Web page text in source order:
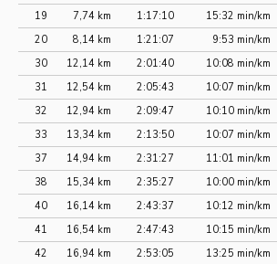
19
7,74 km 1:17:10 15:32 min/km
20
8,14 km 1:21:07 9:53 min/km
30
12,14 km 2:01:40 10:08 min/km
31
12,54 km 2:05:43 10:07 min/km
32
12,94 km 2:09:47 10:10 min/km
33
13,34 km 2:13:50 10:07 min/km
37
14,94 km 2:31:27 11:01 min/km
38
15,34 km 2:35:27 10:00 min/km
40
16,14 km 2:43:37 10:12 min/km
41
16,54 km 2:47:43 10:15 min/km
42
16,94 km 2:53:05 13:25 min/km